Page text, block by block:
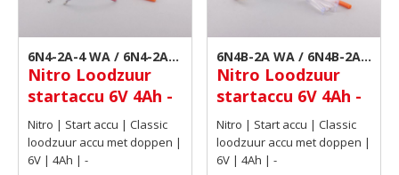
6N4-2A-4 WA / 6N4-2A-4
| Motor accu
Nitro Loodzuur
startaccu 6V 4Ah -
Nitro | Start accu | Classic
loodzuur accu met doppen |
6V | 4Ah | -
6N4B-2A WA / 6N4B-2A |
Motor accu
Nitro Loodzuur
startaccu 6V 4Ah -
Nitro | Start accu | Classic
loodzuur accu met doppen |
6V | 4Ah | -